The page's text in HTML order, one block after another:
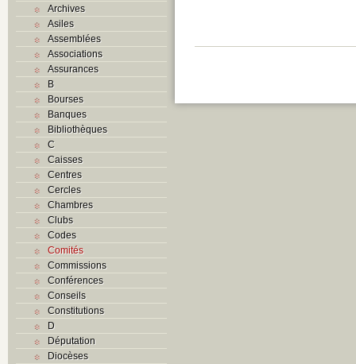
Archives
Asiles
Assemblées
Associations
Assurances
B
Bourses
Banques
Bibliothèques
C
Caisses
Centres
Cercles
Chambres
Clubs
Codes
Comités
Commissions
Conférences
Conseils
Constitutions
D
Députation
Diocèses